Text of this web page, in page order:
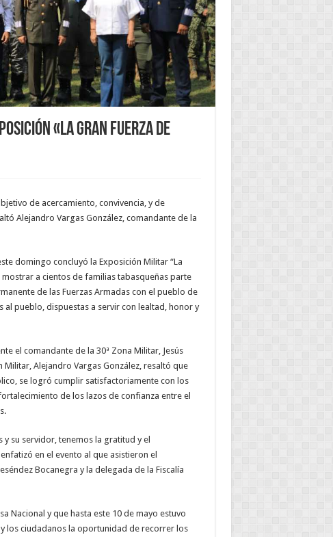
«La Gran Fuerza de
de acercamiento, convivencia, y de
Alejandro Vargas González, comandante de la
domingo concluyó la Exposición Militar “La
a cientos de familias tabasqueñas parte
de las Fuerzas Armadas con el pueblo de
pueblo, dispuestas a servir con lealtad, honor y
el comandante de la 30ª Zona Militar, Jesús
Alejandro Vargas González, resaltó que
se logró cumplir satisfactoriamente con los
de los lazos de confianza entre el
su servidor, tenemos la gratitud y el
en el evento al que asistieron el
Bocanegra y la delegada de la Fiscalía
Nacional y que hasta este 10 de mayo estuvo
y los ciudadanos la oportunidad de recorrer los